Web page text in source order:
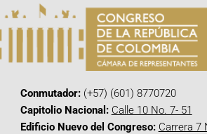
Conmutador:(+57) (601) 8770720
Capitolio Nacional: Calle 10 No. 7- 51
Edificio Nuevo del Congreso: Carrera 7